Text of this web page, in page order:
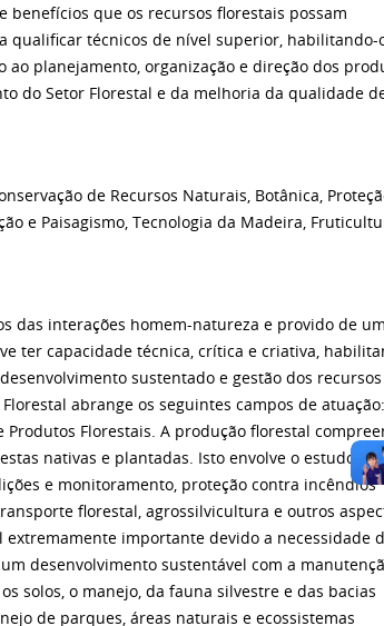
que os recursos florestais possam
qualificar técnicos de nível superior, habilitando-
planejamento, organização e direção dos
do Setor Florestal e da melhoria da qualidade
de Recursos Naturais, Botânica,
e Paisagismo, Tecnologia da Madeira,
das interações homem-natureza e provido de
ter capacidade técnica, crítica e criativa,
sustentado e gestão dos recursos
abrange os seguintes campos de
Produtos Florestais. A produção florestal
nativas e plantadas. Isto envolve o estudo de
e monitoramento, proteção contra incêndios
florestal, agrossilvicultura e outros
importante devido a necessidade
desenvolvimento sustentável com a
solos, o manejo, da fauna silvestre e das bacias
de parques, áreas naturais e ecossistemas